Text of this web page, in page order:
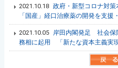
2021.10.18 政府・新型コロナ対
「国産」経口治療薬の開発を支援
2021.10.05
岸田内閣発足 社会保
務相に起用 「新たな資本主義実